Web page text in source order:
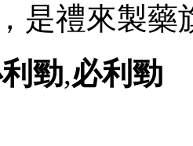
是禮來製藥
勁,必利勁